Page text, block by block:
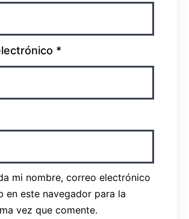
*
mi nombre, correo electrónico
en este navegador para la
vez que comente.